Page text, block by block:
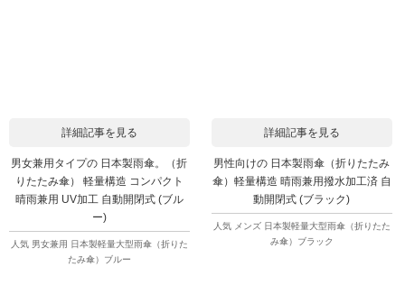
詳細記事を見る
男女兼用タイプの 日本製雨傘。（折
りたたみ傘） 軽量構造 コンパクト
晴雨兼用 UV加工 自動開閉式 (ブル
ー)
人気 男女兼用 日本製軽量大型雨傘（折りた
たみ傘）ブルー
詳細記事を見る
男性向けの 日本製雨傘（折りたたみ
傘）軽量構造 晴雨兼用撥水加工済 自
動開閉式 (ブラック)
人気 メンズ 日本製軽量大型雨傘（折りたた
み傘）ブラック